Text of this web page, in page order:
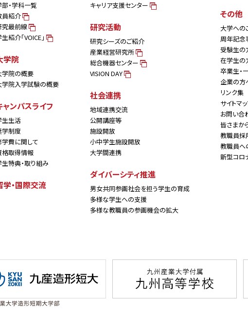
部・学科一覧
員紹介
究最前線
紹介「VOICE」
学院
学院の概要
学院入学試験の概要
ャンパスライフ
生生活
学制度
学費に関して
格取得情報
生特典・取り組み
学・国際交流
キャリア支援センター
研究活動
研究シーズのご紹介
産業経営研究所
総合機器センター
VISION DAY
社会連携
地域連携交流
公開講座等
施設開放
小中学生施設開放
大学間連携
ダイバーシティ推進
男女共同参画社会を担う学生の育成
多様な学生への支援
多様な教職員の参画機会の拡大
その他
大学への
周年記念
受験生の
在学生の
卒業生・
企業の方
リンク集
サイトマ
お問い合
皆さまか
教職員採
教職員へ
新型コロ